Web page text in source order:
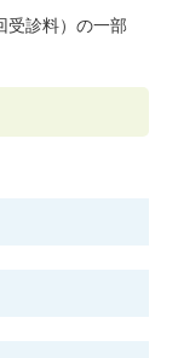
受診料）の一部